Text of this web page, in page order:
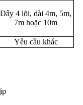
Dây 4 lõi, dài 4m, 5m,
7m hoặc 10m
Yêu cầu khác